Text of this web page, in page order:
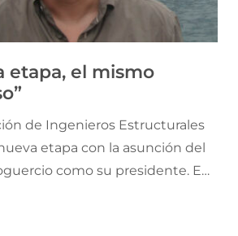
etapa, el mismo
de Ingenieros Estructurales
etapa con la asunción del
como su presidente. En